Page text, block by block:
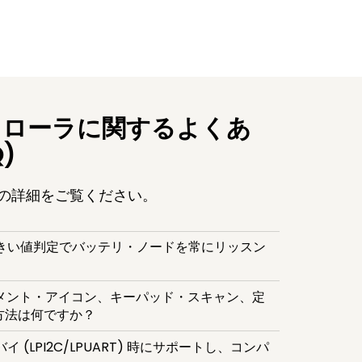
ーラに関するよくあ
詳細をご覧ください。
値判定でバッテリ・ノードを常にリッスン
ト・アイコン、キーパッド・スキャン、定
は何ですか？
(LPI2C/LPUART) 時にサポートし、コンパ